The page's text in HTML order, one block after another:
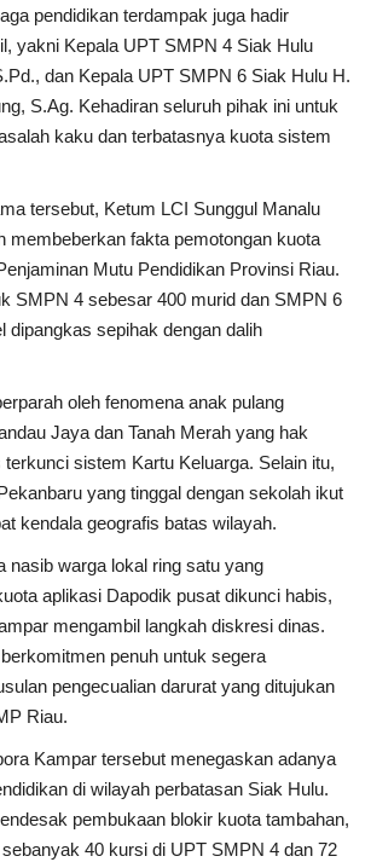
pendidikan terdampak juga hadir
yakni Kepala UPT SMPN 4 Siak Hulu
dan Kepala UPT SMPN 6 Siak Hulu H.
S.Ag. Kehadiran seluruh pihak ini untuk
kaku dan terbatasnya kuota sistem
tersebut, Ketum LCI Sunggul Manalu
membeberkan fakta pemotongan kuota
Mutu Pendidikan Provinsi Riau.
SMPN 4 sebesar 400 murid dan SMPN 6
dipangkas sepihak dengan dalih
oleh fenomena anak pulang
Jaya dan Tanah Merah yang hak
sistem Kartu Keluarga. Selain itu,
yang tinggal dengan sekolah ikut
kendala geografis batas wilayah.
nasib warga lokal ring satu yang
aplikasi Dapodik pusat dikunci habis,
mengambil langkah diskresi dinas.
penuh untuk segera
pengecualian darurat yang ditujukan
Riau.
Kampar tersebut menegaskan adanya
di wilayah perbatasan Siak Hulu.
pembukaan blokir kuota tambahan,
40 kursi di UPT SMPN 4 dan 72